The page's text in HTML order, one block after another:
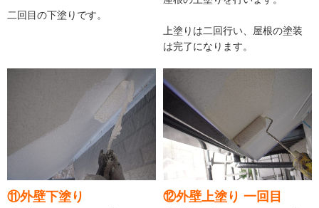
二回目の下塗りです。
上塗りは二回行い、屋根の塗装
は完了になります。
⑪外壁下塗り ⑫外壁上塗り 一回目